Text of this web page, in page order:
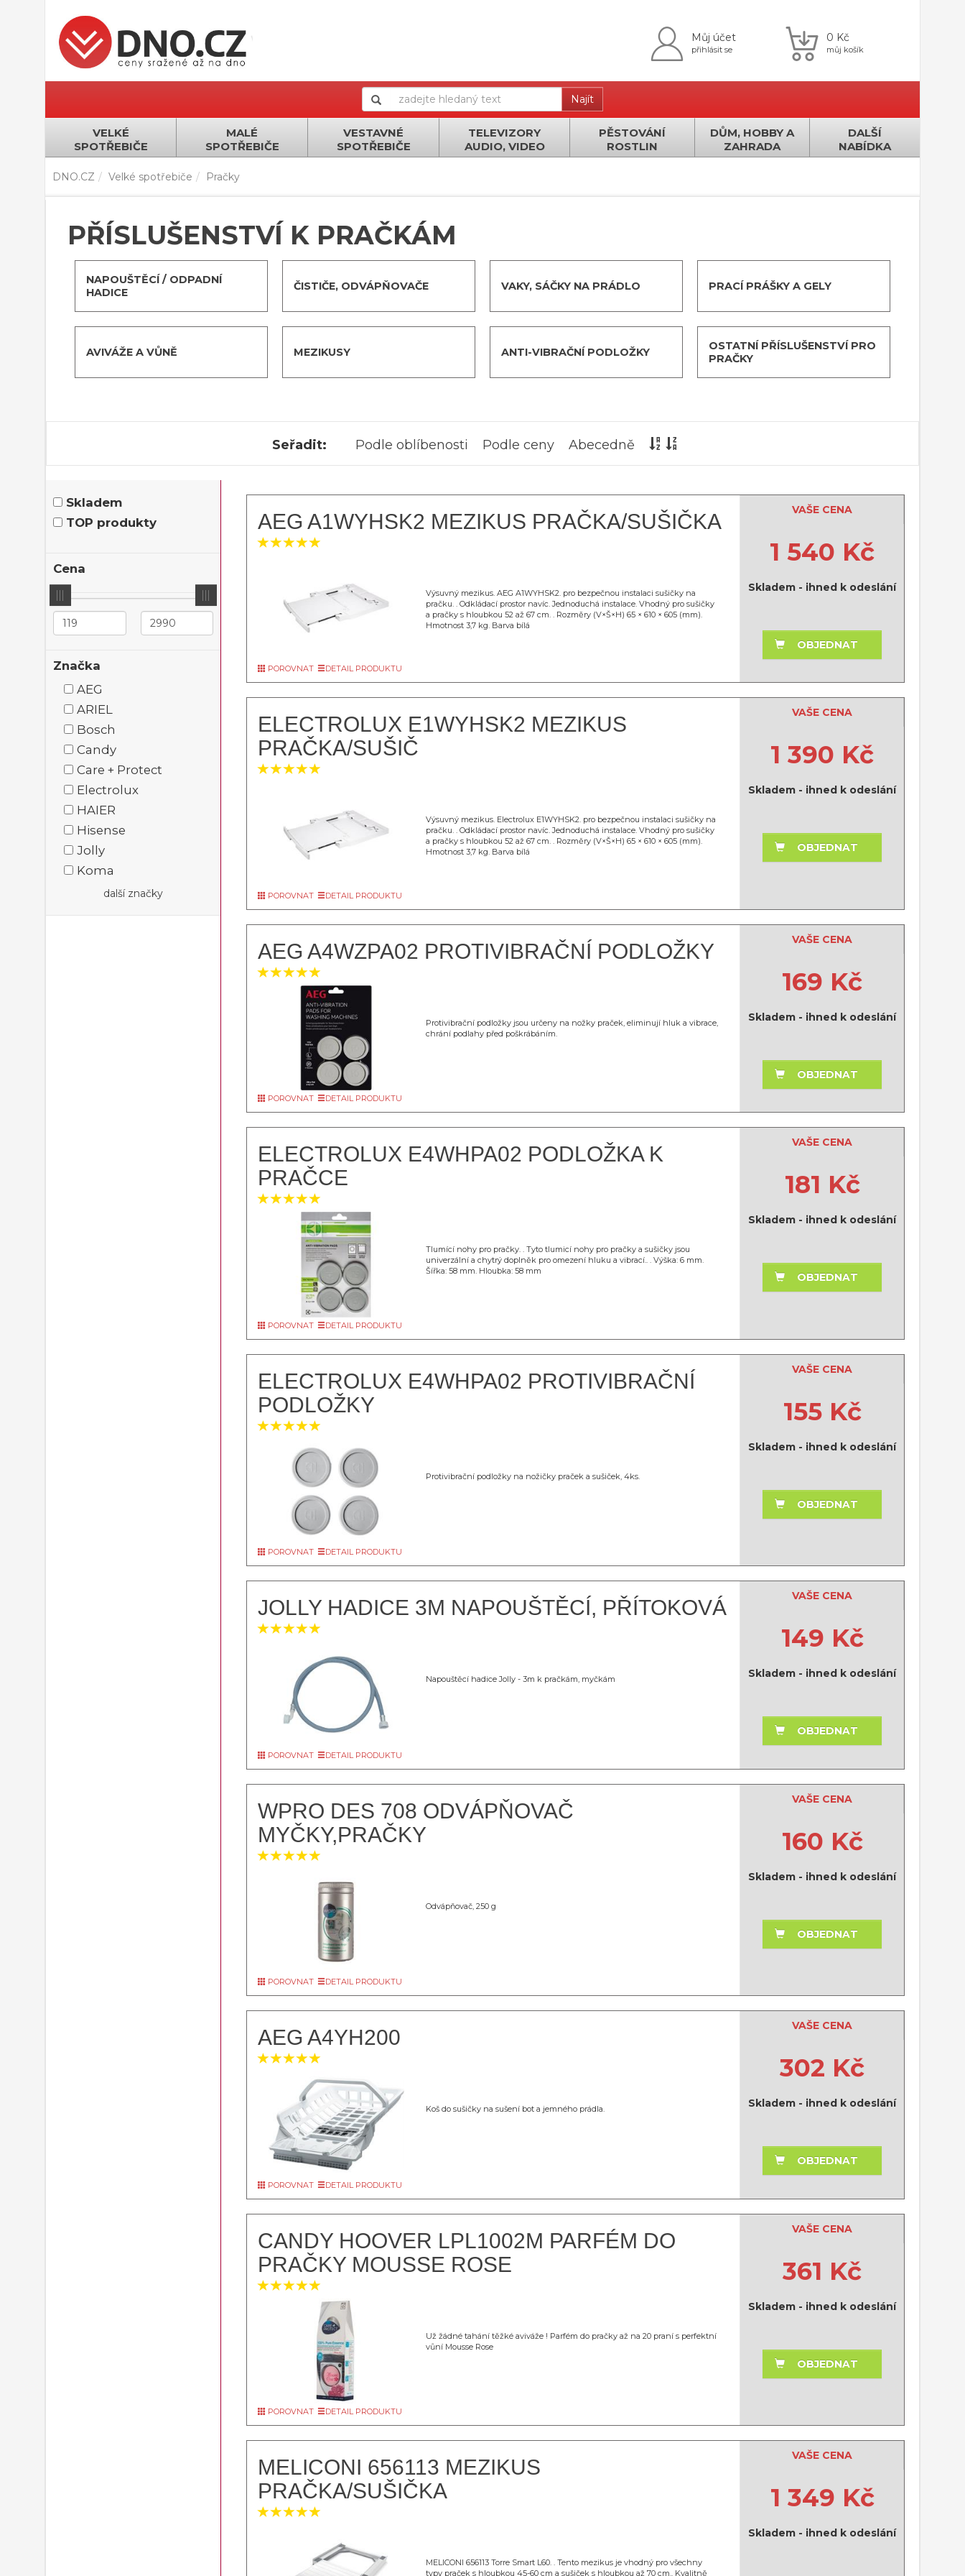
Můj účet
přihlásit se
0 Kč
můj košík
Najít
VELKÉ
SPOTŘEBIČE
MALÉ
SPOTŘEBIČE
VESTAVNÉ
SPOTŘEBIČE
TELEVIZORY
AUDIO, VIDEO
PĚSTOVÁNÍ
ROSTLIN
DŮM, HOBBY A
ZAHRADA
DALŠÍ
NABÍDKA
DNO.CZ Velké spotřebiče Pračky
PŘÍSLUŠENSTVÍ K PRAČKÁM
NAPOUŠTĚCÍ / ODPADNÍ
HADICE
ČISTIČE, ODVÁPŇOVAČE VAKY, SÁČKY NA PRÁDLO PRACÍ PRÁŠKY A GELY
AVIVÁŽE A VŮNĚ MEZIKUSY ANTI-VIBRAČNÍ PODLOŽKY
OSTATNÍ PŘÍSLUŠENSTVÍ PRO
PRAČKY
Seřadit: Podle oblíbenosti Podle ceny Abecedně
Skladem
TOP produkty
Cena
Značka
AEG
ARIEL
Bosch
Candy
Care + Protect
Electrolux
HAIER
Hisense
Jolly
Koma
další značky
AEG A1WYHSK2 MEZIKUS PRAČKA/SUŠIČKA
Výsuvný mezikus. AEG A1WYHSK2. pro bezpečnou instalaci sušičky na
pračku. . Odkládací prostor navíc. Jednoduchá instalace. Vhodný pro sušičky
a pračky s hloubkou 52 až 67 cm. . Rozměry (V×Š×H) 65 × 610 × 605 (mm).
Hmotnost 3,7 kg. Barva bílá
POROVNAT DETAIL PRODUKTU
VAŠE CENA
1 540 Kč
Skladem - ihned k odeslání
OBJEDNAT
ELECTROLUX E1WYHSK2 MEZIKUS
PRAČKA/SUŠIČ
Výsuvný mezikus. Electrolux E1WYHSK2. pro bezpečnou instalaci sušičky na
pračku. . Odkládací prostor navíc. Jednoduchá instalace. Vhodný pro sušičky
a pračky s hloubkou 52 až 67 cm. . Rozměry (V×Š×H) 65 × 610 × 605 (mm).
Hmotnost 3,7 kg. Barva bílá
POROVNAT DETAIL PRODUKTU
VAŠE CENA
1 390 Kč
Skladem - ihned k odeslání
OBJEDNAT
AEG A4WZPA02 PROTIVIBRAČNÍ PODLOŽKY
Protivibrační podložky jsou určeny na nožky praček, eliminují hluk a vibrace,
chrání podlahy před poškrábáním.
POROVNAT DETAIL PRODUKTU
VAŠE CENA
169 Kč
Skladem - ihned k odeslání
OBJEDNAT
ELECTROLUX E4WHPA02 PODLOŽKA K
PRAČCE
Tlumící nohy pro pračky. . Tyto tlumicí nohy pro pračky a sušičky jsou
univerzální a chytrý doplněk pro omezení hluku a vibrací.. . Výška: 6 mm.
Šířka: 58 mm. Hloubka: 58 mm
POROVNAT DETAIL PRODUKTU
VAŠE CENA
181 Kč
Skladem - ihned k odeslání
OBJEDNAT
ELECTROLUX E4WHPA02 PROTIVIBRAČNÍ
PODLOŽKY
Protivibrační podložky na nožičky praček a sušiček, 4ks.
POROVNAT DETAIL PRODUKTU
VAŠE CENA
155 Kč
Skladem - ihned k odeslání
OBJEDNAT
JOLLY HADICE 3M NAPOUŠTĚCÍ, PŘÍTOKOVÁ
Napouštěcí hadice Jolly - 3m k pračkám, myčkám
POROVNAT DETAIL PRODUKTU
VAŠE CENA
149 Kč
Skladem - ihned k odeslání
OBJEDNAT
WPRO DES 708 ODVÁPŇOVAČ
MYČKY,PRAČKY
Odvápňovač, 250 g
POROVNAT DETAIL PRODUKTU
VAŠE CENA
160 Kč
Skladem - ihned k odeslání
OBJEDNAT
AEG A4YH200
Koš do sušičky na sušení bot a jemného prádla.
POROVNAT DETAIL PRODUKTU
VAŠE CENA
302 Kč
Skladem - ihned k odeslání
OBJEDNAT
CANDY HOOVER LPL1002M PARFÉM DO
PRAČKY MOUSSE ROSE
Už žádné tahání těžké aviváže ! Parfém do pračky až na 20 praní s perfektní
vůní Mousse Rose
POROVNAT DETAIL PRODUKTU
VAŠE CENA
361 Kč
Skladem - ihned k odeslání
OBJEDNAT
MELICONI 656113 MEZIKUS
PRAČKA/SUŠIČKA
MELICONI 656113 Torre Smart L60. . Tento mezikus je vhodný pro všechny
typy praček s hloubkou 45-60 cm a sušiček s hloubkou až 70 cm.. Kvalitně
VAŠE CENA
1 349 Kč
Skladem - ihned k odeslání